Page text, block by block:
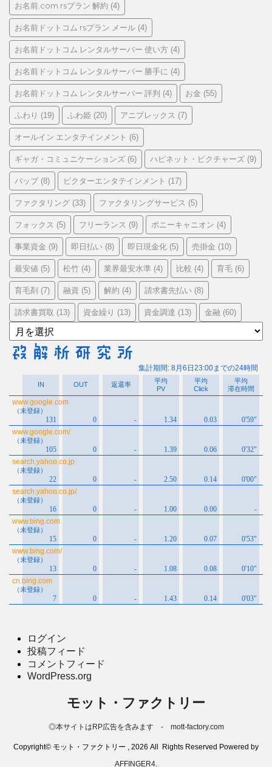
お名前.com rsプラン 解約 (4)
お名前ドットコム rsプラン メール (4)
お名前ドットコム レンタルサーバー 使い方 (4)
お名前ドットコム レンタルサーバー 勝手に (4)
お名前ドットコム レンタルサーバー 評判 (4) お金 (55)
ふわり (19) ふわ姫 (20) アニプレックス (7)
オールイン エンタテインメント (6)
ギャガ・コミュニケーションズ (6) ハピネット・ピクチャーズ (9)
バップ(8) ビクターエンタテインメント (17)
ファクタリング (33) ファクタリングサービス (5)
フォックス (5) フリーランス (9) ポニーキャニオン (4)
事業資金 (9) 即日払い (8) 即日現金化 (5) 売掛金 (10)
最安値 (5) 松竹 (4) 業界最安水準 (4) 比較 (4) 育毛 (6)
育毛剤 (7) 融資 (5) 解約 (4) 請求書先払い (8)
請求書買取 (13) 資金繰り (13) 資金調達 (13) 金融 (60)
ア
ー
カ
ログイン
投稿フィード
コメントフィード
WordPress.org
モット・ファクトリー
◎本サイトはRP広告を含みます - mott-factory.com
Copyright© モット・ファクトリー , 2026 All Rights Reserved Powered by
AFFINGER4.